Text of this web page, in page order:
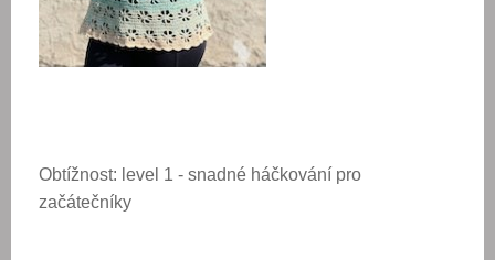
Obtížnost: level 1 - snadné háčkování pro
začátečníky